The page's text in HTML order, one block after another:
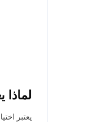
يعتبر